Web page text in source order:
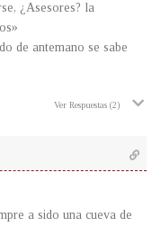
¿Asesores? la
de antemano se sabe
Ver Respuestas (2)
a sido una cueva de